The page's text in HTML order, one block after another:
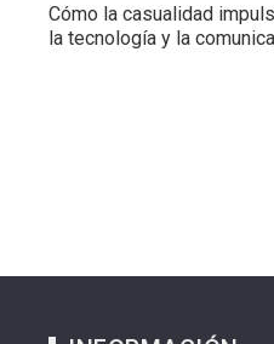
Cómo la casualidad
la tecnología y la